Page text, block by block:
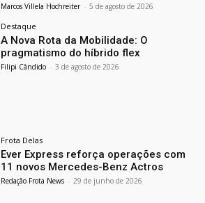
Marcos Villela Hochreiter - 5 de agosto de 2026
Destaque
A Nova Rota da Mobilidade: O
pragmatismo do híbrido flex
Filipi Cândido - 3 de agosto de 2026
Frota Delas
Ever Express reforça operações com
11 novos Mercedes-Benz Actros
Redação Frota News - 29 de junho de 2026